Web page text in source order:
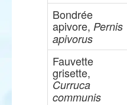
Bondrée
apivore, Pernis
apivorus
Fauvette
grisette,
Curruca
communis